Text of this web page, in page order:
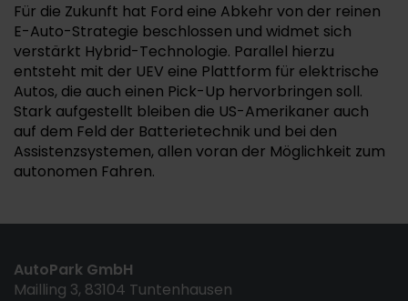
Für die Zukunft hat Ford eine Abkehr von der reinen
E-Auto-Strategie beschlossen und widmet sich
verstärkt Hybrid-Technologie. Parallel hierzu
entsteht mit der UEV eine Plattform für elektrische
Autos, die auch einen Pick-Up hervorbringen soll.
Stark aufgestellt bleiben die US-Amerikaner auch
auf dem Feld der Batterietechnik und bei den
Assistenzsystemen, allen voran der Möglichkeit zum
autonomen Fahren.
AutoPark GmbH
Mailling 3, 83104 Tuntenhausen